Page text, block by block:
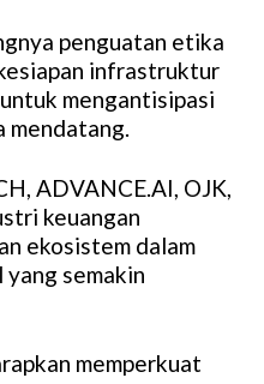
penguatan etika
infrastruktur
mengantisipasi
mendatang.
ADVANCE.AI, OJK,
keuangan
ekosistem dalam
semakin
memperkuat